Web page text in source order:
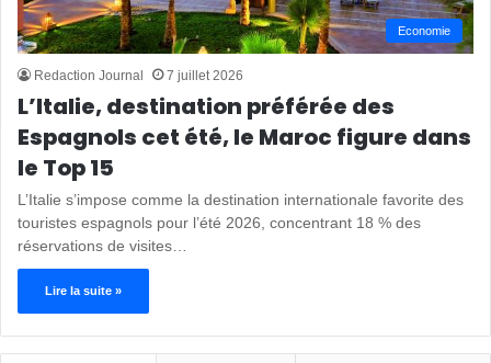
Economie
Redaction Journal 7 juillet 2026
L’Italie, destination préférée des
Espagnols cet été, le Maroc figure dans
le Top 15
L’Italie s’impose comme la destination internationale favorite des
touristes espagnols pour l’été 2026, concentrant 18 % des
réservations de visites…
Lire la suite »